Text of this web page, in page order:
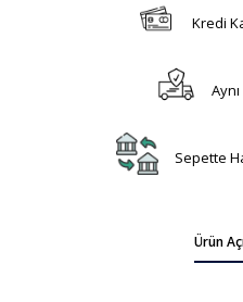
Kredi
Sepette
Ürün